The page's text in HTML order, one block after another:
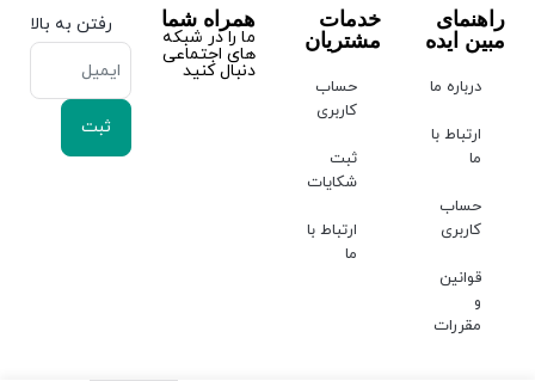
راهنمای
مبین ایده
درباره ما
ارتباط با
ما
حساب
کاربری
قوانین
و
مقررات
خدمات
مشتریان
حساب
کاربری
ثبت
شکایات
ارتباط با
ما
همراه شما
ما را در شبکه
های اجتماعی
دنبال کنید
رفتن به بالا